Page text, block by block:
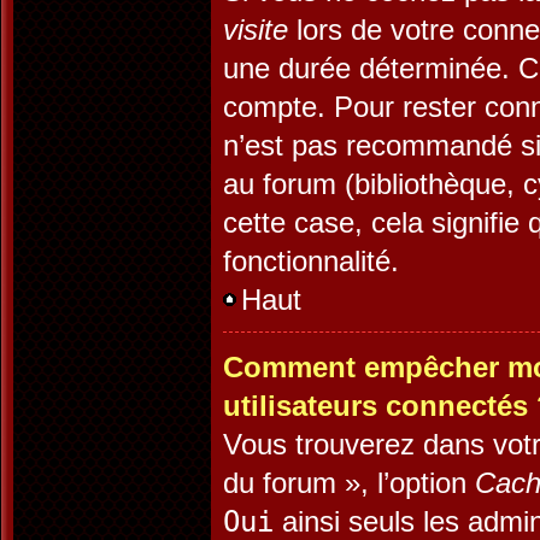
visite lors de votre
une durée déterminée.
compte. Pour rester
n’est pas recommandé
au forum (bibliothèque,
cette case, cela signifie
fonctionnalité.
Haut
Comment empêcher
utilisateurs connectés
Vous trouverez dans
du forum », l’option
Oui ainsi seuls les